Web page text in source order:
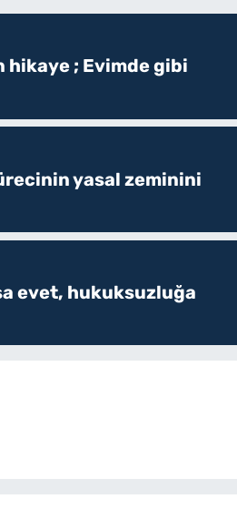
hikaye ; Evimde gibi
yasal zeminini
evet, hukuksuzluğa